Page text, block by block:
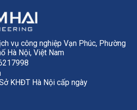
vụ công nghiệp Vạn Phúc, Phường
Hà Nội, Việt Nam
KHĐT Hà Nội cấp ngày